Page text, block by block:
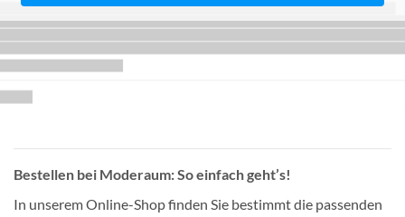
Bestellen bei Moderaum: So einfach geht’s!
In unserem Online-Shop finden Sie bestimmt die passenden